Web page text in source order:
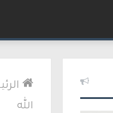
الله